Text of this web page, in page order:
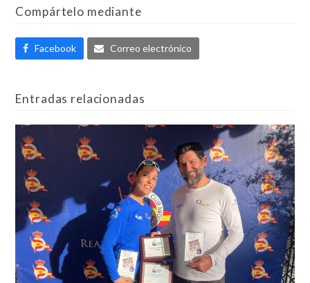
Compártelo mediante
Facebook Correo electrónico
Entradas relacionadas